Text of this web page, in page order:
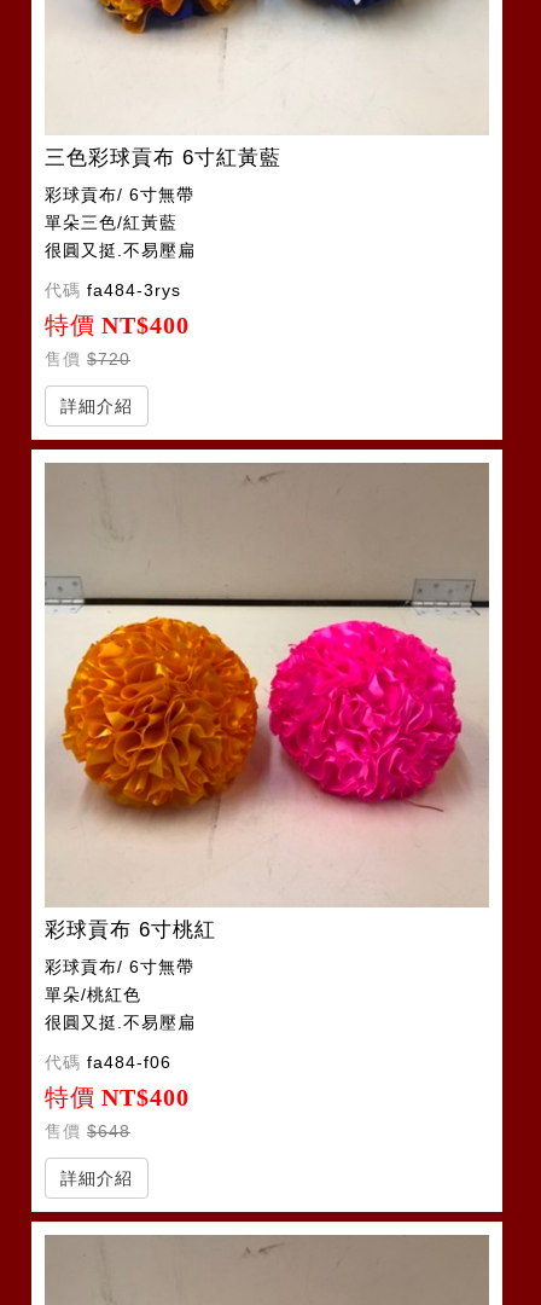
三色彩球貢布 6寸紅黃藍
彩球貢布/ 6寸無帶
單朵三色/紅黃藍
很圓又挺.不易壓扁
代碼 fa484-3rys
特價 NT$400
售價 $720
詳細介紹
彩球貢布 6寸桃紅
彩球貢布/ 6寸無帶
單朵/桃紅色
很圓又挺.不易壓扁
代碼 fa484-f06
特價 NT$400
售價 $648
詳細介紹